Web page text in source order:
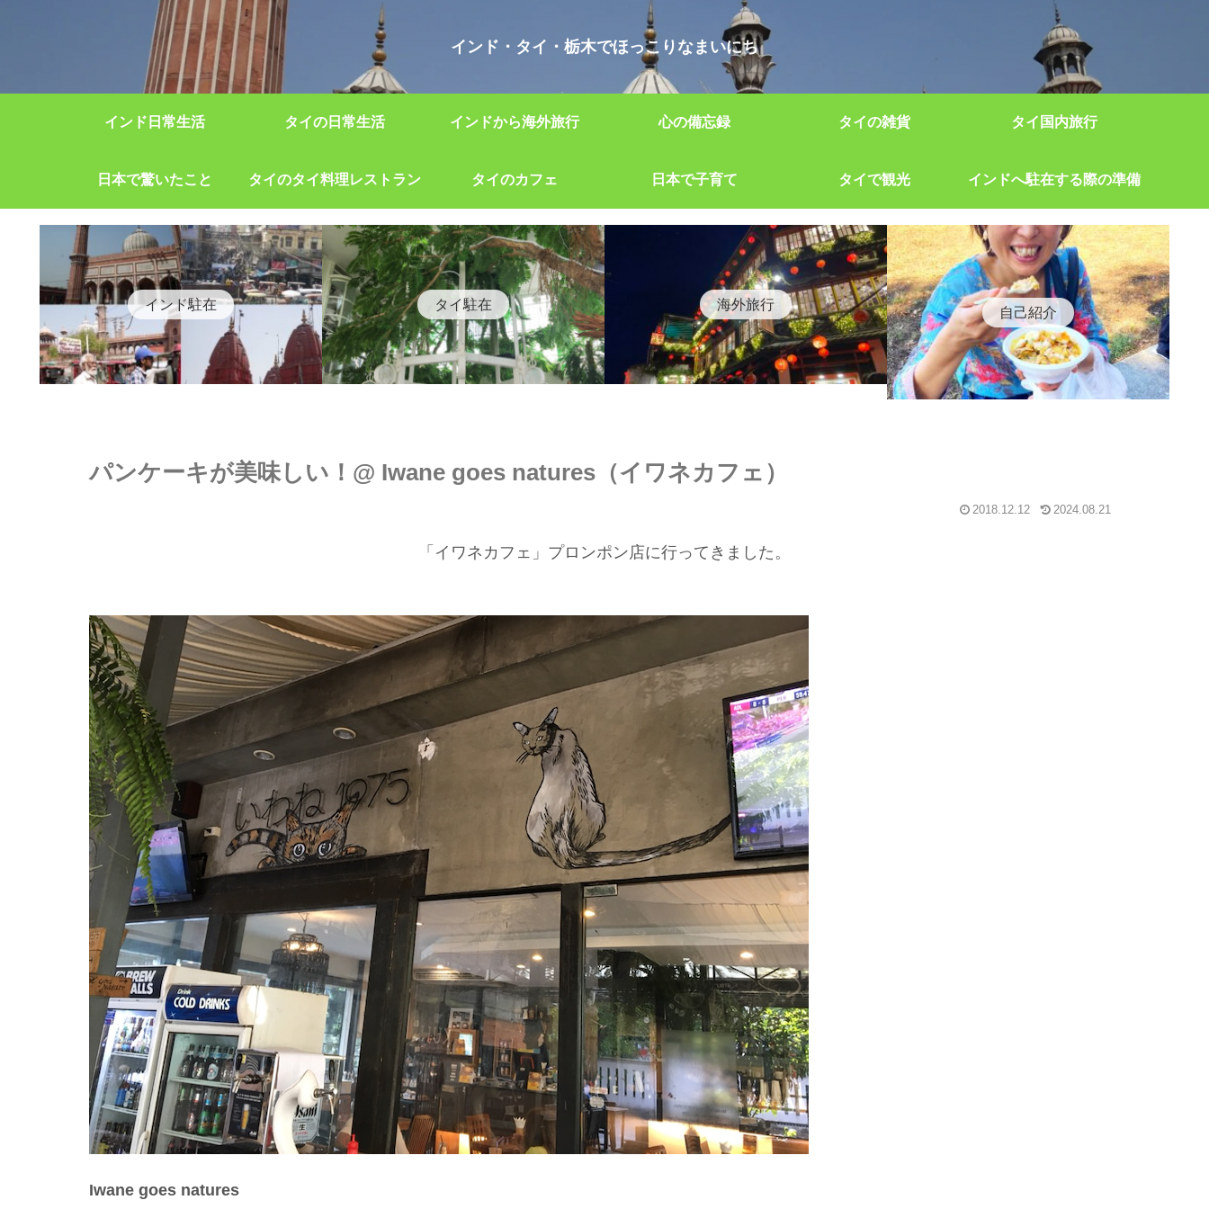
インド・タイ・栃木でほっこりなまいにち
インド日常生活 タイの日常生活 インドから海外旅行 心の備忘録 タイの雑貨 タイ国内旅行
日本で驚いたこと タイのタイ料理レストラン タイのカフェ 日本で子育て タイで観光 インドへ駐在する際の準備
インド駐在 タイ駐在 海外旅行 自己紹介
パンケーキが美味しい！@ Iwane goes natures（イワネカフェ）
2018.12.12 2024.08.21
「イワネカフェ」プロンポン店に行ってきました。
Iwane goes natures